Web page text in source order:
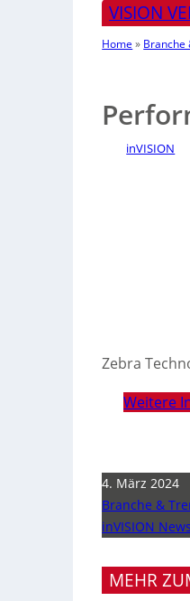
VISION
Home » Branche
inVISION
Zebra
Weitere
4. März 2024
Branche &
inVISION
MEHR